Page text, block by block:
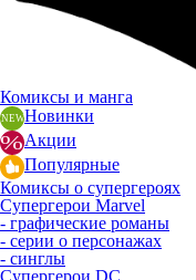
Комиксы и манга
Новинки
Акции
Популярные
Комиксы о супергероях
Супергерои Marvel
- графические романы
- серии о персонажах
- синглы
Супергерои DC